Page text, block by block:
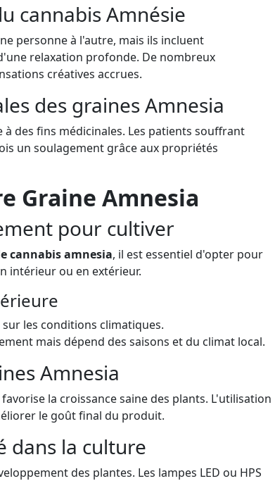
cannabis Amnésie
personne à l'autre, mais ils incluent
relaxation profonde. De nombreux
créatives accrues.
des graines Amnesia
à des fins médicinales. Les patients souffrant
un soulagement grâce aux propriétés
Graine Amnesia
pour cultiver
cannabis amnesia, il est essentiel d'opter pour
intérieur ou en extérieur.
les conditions climatiques.
mais dépend des saisons et du climat local.
Amnesia
la croissance saine des plants. L'utilisation
le goût final du produit.
dans la culture
des plantes. Les lampes LED ou HPS